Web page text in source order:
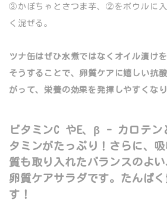
③かぼちゃとさつま芋、②をボウルに入
く混ぜる。
ツナ缶はぜひ水煮ではなくオイル漬け
そうすることで、卵質ケアに嬉しい抗
がって、栄養の効果を発揮しやすくなり
ビタミンC やE、β - カロテン
タミンがたっぷり！さらに、
質も取り入れたバランスのよ
卵質ケアサラダです。たんぱ
す！